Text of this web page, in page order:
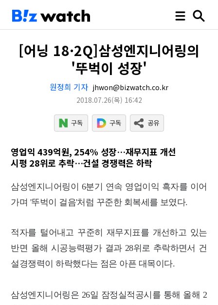
[어닝 18·2Q]삼성엔지니어링의
'뚜벅이 성장'
원정희 기자 jhwon@bizwatch.co.kr
2018.07.26(목) 16:42
영업익 439억원, 254% 성장…재무지표 개선
시평 28위로 추락…건설 경쟁력은 하락
삼성엔지니어링이 6분기 연속 영업이익 흑자를 이어
가며 '뚜벅이 걸음'처럼 꾸준한 회복세를 보였다.
적자를 털어내고 꾸준히 재무지표를 개선하고 있는
반면 올해 시공능력평가 결과 28위로 추락하면서 건
설경쟁력이 하락했다는 점은 아픈 대목이다.
삼성엔지니어링은 26일 잠정실적공시를 통해 올해 2